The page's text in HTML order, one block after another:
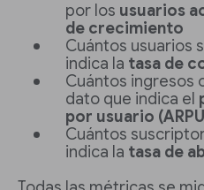
por los usuarios
de crecimiento
Cuántos usuarios
indica la tasa de
Cuántos ingresos
dato que indica el
por usuario
Cuántos
indica la tasa de